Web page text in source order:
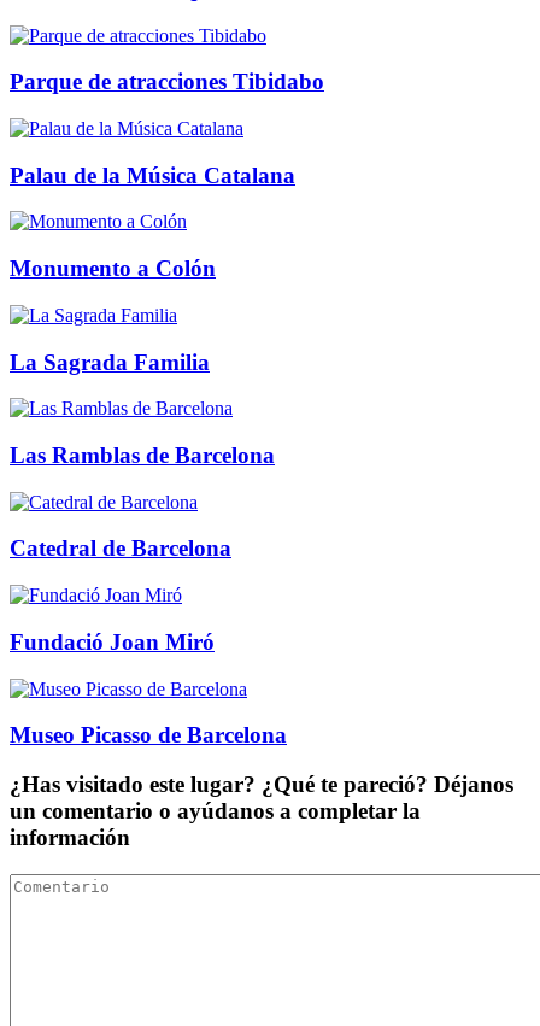
Parque de atracciones Tibidabo
Palau de la Música Catalana
Monumento a Colón
La Sagrada Familia
Las Ramblas de Barcelona
Catedral de Barcelona
Fundació Joan Miró
Museo Picasso de Barcelona
¿Has visitado este lugar? ¿Qué te pareció? Déjanos
un comentario o ayúdanos a completar la
información